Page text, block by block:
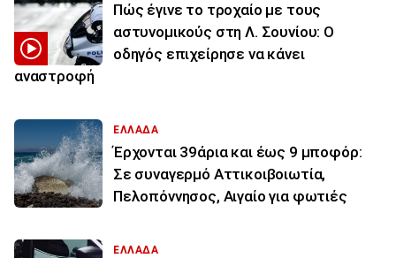
Πώς έγινε το τροχαίο με τους
αστυνομικούς στη Λ. Σουνίου: Ο
οδηγός επιχείρησε να κάνει
αναστροφή
ΕΛΛΑΔΑ
Έρχονται 39άρια και έως 9 μποφόρ:
Σε συναγερμό Αττικοιβοιωτία,
Πελοπόννησος, Αιγαίο για φωτιές
ΕΛΛΑΔΑ